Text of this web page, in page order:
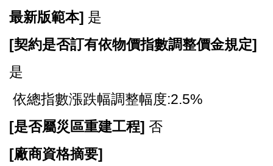
最新版範本] 是
[契約是否訂有依物價指數調整價金規定]
是
依總指數漲跌幅調整幅度:2.5%
[是否屬災區重建工程] 否
[廠商資格摘要]